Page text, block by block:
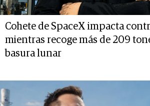
Cohete de SpaceX impacta
mientras recoge más de 209
basura lunar